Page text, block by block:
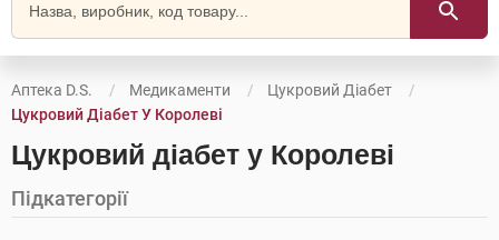
Аптека D.S. Медикаменти
Цукровий Діабет
Цукровий Діабет У Королеві
Цукровий діабет у Королеві
Підкатегорії